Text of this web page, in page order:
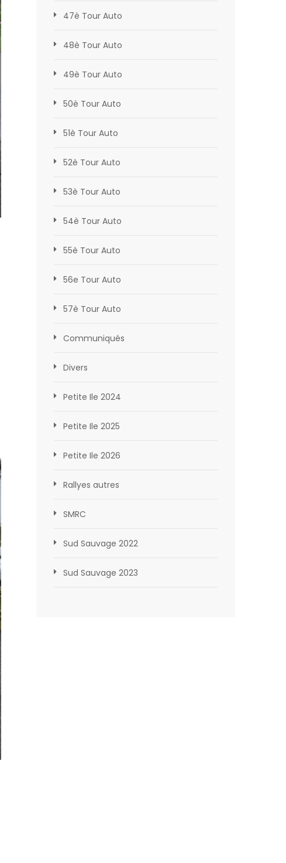
47è Tour Auto
48è Tour Auto
49è Tour Auto
50è Tour Auto
51è Tour Auto
52è Tour Auto
53è Tour Auto
54è Tour Auto
55è Tour Auto
56e Tour Auto
57è Tour Auto
Communiqués
Divers
Petite Ile 2024
Petite Ile 2025
Petite Ile 2026
Rallyes autres
SMRC
Sud Sauvage 2022
Sud Sauvage 2023